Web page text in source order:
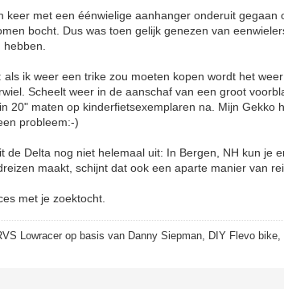
keer met een éénwielige aanhanger onderuit
bocht. Dus was toen gelijk genezen van
als ik weer een trike zou moeten kopen wordt het
Scheelt weer in de aanschaf van een groot
20" maten op kinderfietsexemplaren na. Mijn Gekko
probleem:-)
de Delta nog niet helemaal uit: In Bergen, NH kun je
maakt, schijnt dat ook een aparte manier van
met je zoektocht.
Lowracer op basis van Danny Siepman, DIY Flevo